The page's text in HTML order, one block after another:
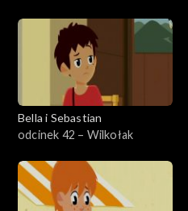
Bella i Sebastian
odcinek 42 – Wilkołak